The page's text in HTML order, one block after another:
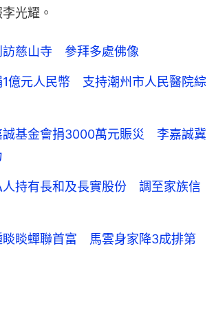
光耀。
訪慈山寺 參拜多處佛像
1億元人民幣 支持潮州市人民醫院綜
誠基金會捐3000萬元賑災 李嘉誠冀
人持有長和及長實股份 調至家族信
睒睒蟬聯首富 馬雲身家降3成排第